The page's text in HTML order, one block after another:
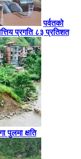
पर्वतको
प्रगति ८३ प्रतिशत
पुलमा क्षति